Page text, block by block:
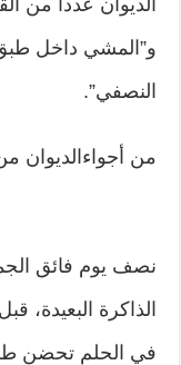
و”المشي داخل
النصفي”.
من أجواءالديوان
نصف يوم فائق
الذاكرة البعيدة،
في الحلم تحضن